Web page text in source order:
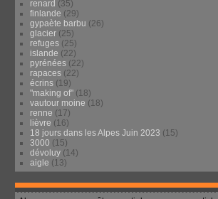
renard (35)
finlande (29)
gypaète barbu (26)
glacier (25)
refuges (25)
islande (22)
pyrénées (22)
rapaces (22)
écrins (19)
"making of" (18)
vautour moine (18)
renne (17)
lièvre (16)
18 jours dans les Alpes Juin 2023 (15)
3000 (15)
dévoluy (14)
aigle (13)